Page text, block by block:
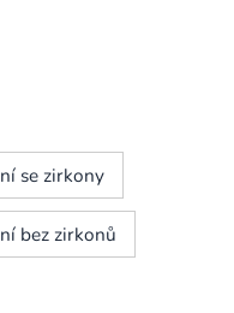
se zirkony
bez zirkonů